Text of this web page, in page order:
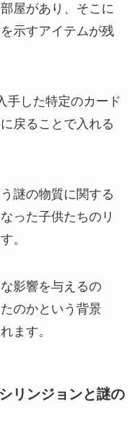
屋があり、そこに
示すアイテムが残
手した特定のカード
戻ることで入れる
謎の物質に関する
った子供たちのリ
。
影響を与えるの
のかという背景
ます。
リンジョンと謎の